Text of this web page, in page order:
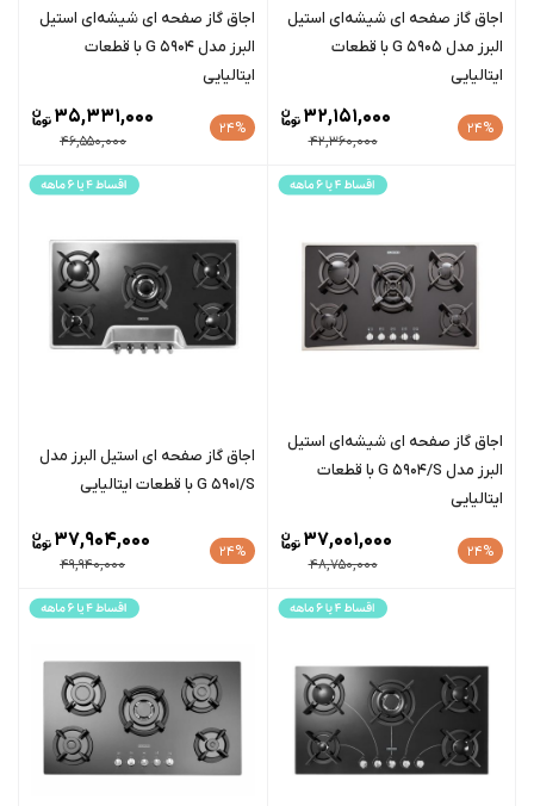
اجاق گاز صفحه ای شیشه‌ای استیل
البرز مدل G 5905 با قطعات
ایتالیایی
24%
42,360,000
32,151,000
اجاق گاز صفحه ای شیشه‌ای استیل
البرز مدل G 5904 با قطعات
ایتالیایی
24%
46,550,000
35,331,000
اجاق گاز صفحه ای شیشه‌ای استیل
البرز مدل G 5904/S با قطعات
ایتالیایی
24%
48,750,000
37,001,000
اجاق گاز صفحه ای استیل البرز مدل
G 5901/S با قطعات ایتالیایی
24%
49,940,000
37,904,000